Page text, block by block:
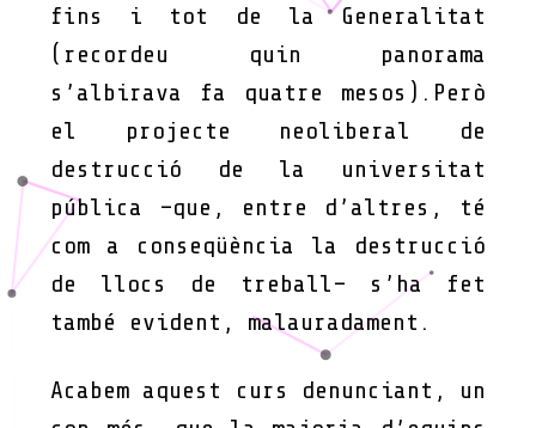
fins i tot de la Generalitat
(recordeu quin panorama
s’albirava fa quatre mesos).Però
el projecte neoliberal de
destrucció de la universitat
pública –que, entre d’altres, té
com a conseqüència la destrucció
de llocs de treball– s’ha fet
també evident, malauradament.
Acabem aquest curs denunciant, un